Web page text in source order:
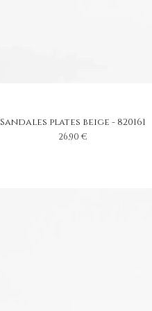
Sandales plates beige - 820161
Prix
26,90 €